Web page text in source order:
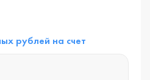
рублей на счет